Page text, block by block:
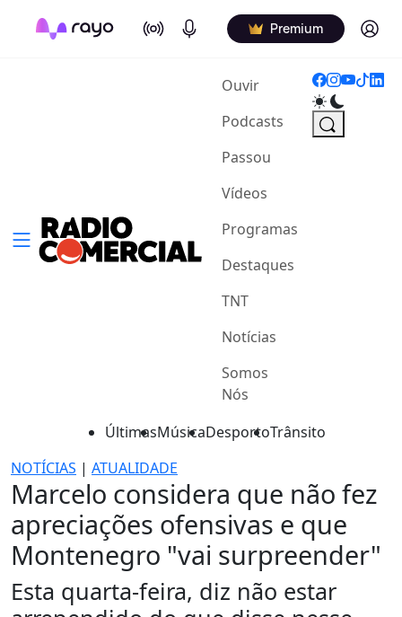
On Air Podcasts Premium Log in
Ouvir(current)
Podcasts
Passou
Vídeos
Programas
Destaques
TNT
Notícias
Somos
Nós
ÚltimasMúsicaDesportoTrânsito
NOTÍCIAS | ATUALIDADE
Marcelo considera que não fez
apreciações ofensivas e que
Montenegro "vai surpreender"
Esta quarta-feira, diz não estar